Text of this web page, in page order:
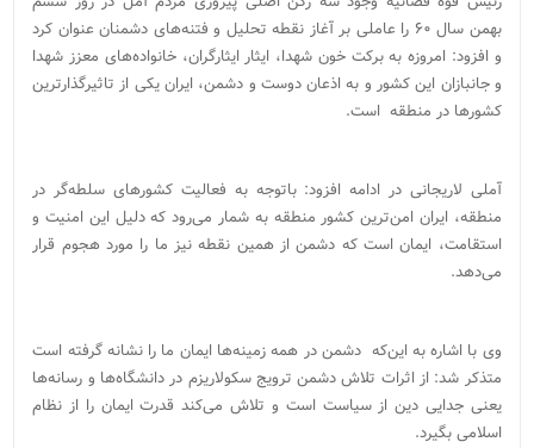
بهمن سال ۶۰ را عاملی بر آغاز نقطه تحلیل و فتنه‌های دشمنان عنوان کرد
و افزود: امروزه به برکت خون شهدا، ایثار ایثارگران، خانواده‌های معزز شهدا
و جانبازان این کشور و به اذعان دوست و دشمن، ایران یکی از تاثیرگذارترین
کشورها در منطقه است.
آملی لاریجانی در ادامه افزود: باتوجه به فعالیت کشورهای سلطه‌‌گر در
منطقه، ایران امن‌ترین کشور منطقه به شمار می‌رود که دلیل این امنیت و
استقامت، ایمان است که دشمن از همین نقطه نیز ما را مورد هجوم قرار
می‌دهد.
وی با اشاره به این‌که دشمن در همه زمینه‌ها ایمان ما را نشانه گرفته است
متذکر شد: از اثرات تلاش دشمن ترویج سکولاریزم در دانشگاه‌ها و رسانه‌ها
یعنی جدایی دین از سیاست است و تلاش می‌کند قدرت ایمان را از نظام
اسلامی بگیرد.